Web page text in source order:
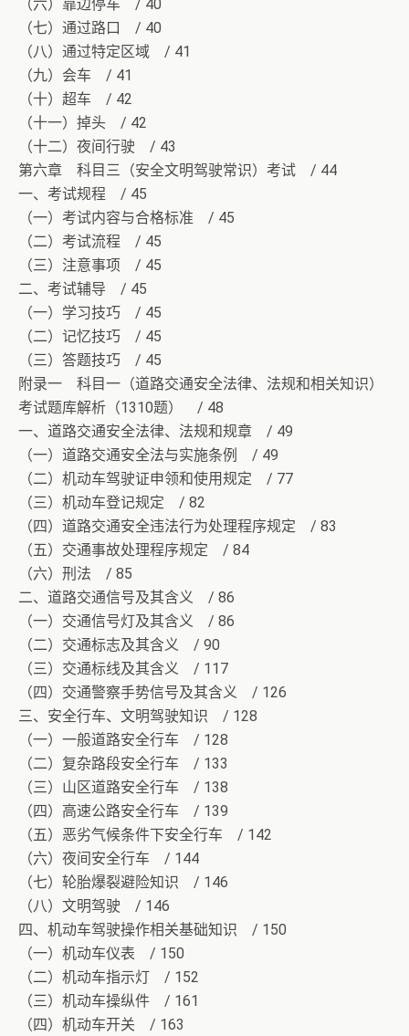
（六）靠边停车 / 40
（七）通过路口 / 40
（八）通过特定区域 / 41
（九）会车 / 41
（十）超车 / 42
（十一）掉头 / 42
（十二）夜间行驶 / 43
第六章 科目三（安全文明驾驶常识）考试 / 44
一、考试规程 / 45
（一）考试内容与合格标准 / 45
（二）考试流程 / 45
（三）注意事项 / 45
二、考试辅导 / 45
（一）学习技巧 / 45
（二）记忆技巧 / 45
（三）答题技巧 / 45
附录一 科目一（道路交通安全法律、法规和相关知识）
考试题库解析（1310题） / 48
一、道路交通安全法律、法规和规章 / 49
（一）道路交通安全法与实施条例 / 49
（二）机动车驾驶证申领和使用规定 / 77
（三）机动车登记规定 / 82
（四）道路交通安全违法行为处理程序规定 / 83
（五）交通事故处理程序规定 / 84
（六）刑法 / 85
二、道路交通信号及其含义 / 86
（一）交通信号灯及其含义 / 86
（二）交通标志及其含义 / 90
（三）交通标线及其含义 / 117
（四）交通警察手势信号及其含义 / 126
三、安全行车、文明驾驶知识 / 128
（一）一般道路安全行车 / 128
（二）复杂路段安全行车 / 133
（三）山区道路安全行车 / 138
（四）高速公路安全行车 / 139
（五）恶劣气候条件下安全行车 / 142
（六）夜间安全行车 / 144
（七）轮胎爆裂避险知识 / 146
（八）文明驾驶 / 146
四、机动车驾驶操作相关基础知识 / 150
（一）机动车仪表 / 150
（二）机动车指示灯 / 152
（三）机动车操纵件 / 161
（四）机动车开关 / 163